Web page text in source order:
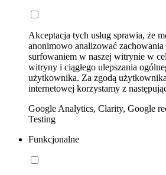
Akceptacja tych usług sprawia, że
anonimowo analizować
surfowaniem w naszej witrynie w
witryny i ciągłego ulepszania
użytkownika. Za zgodą
internetowej korzystamy z
Google Analytics, Clarity, Google
Testing
Funkcjonalne